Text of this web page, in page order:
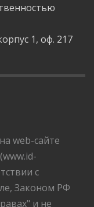
1, оф. 217
web-сайте
с
Законом РФ
и не